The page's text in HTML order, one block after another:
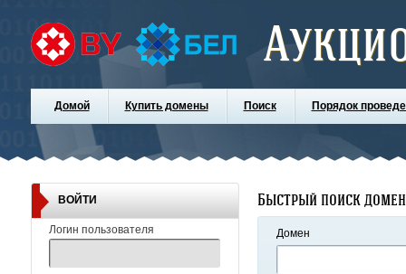
Домой Купить домены Поиск Порядок
ВОЙТИ
Логин пользователя
Быстрый поиск
Домен